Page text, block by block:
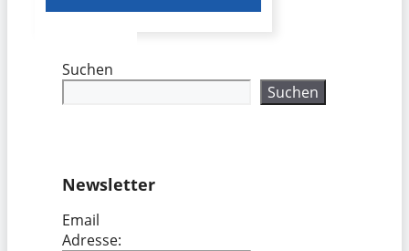
Suchen
Suchen
Newsletter
Email
Adresse: